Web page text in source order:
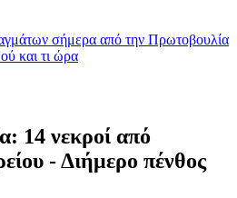
σήμερα από την Πρωτοβουλία
και τι ώρα
14 νεκροί από
- Διήμερο πένθος